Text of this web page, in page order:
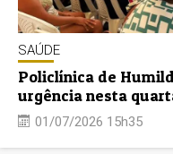
SAÚDE
Policlínica de
urgência nesta
01/07/2026 15h35